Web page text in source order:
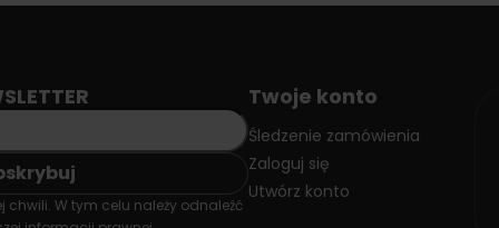
chwili. W tym celu należy odnaleźć
Twoje konto
Śledzenie zamówienia
Zaloguj się
Utwórz konto